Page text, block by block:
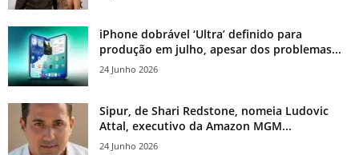
iPhone dobrável ‘Ultra’ definido para
produção em julho, apesar dos problemas...
24 Junho 2026
Sipur, de Shari Redstone, nomeia Ludovic
Attal, executivo da Amazon MGM...
24 Junho 2026